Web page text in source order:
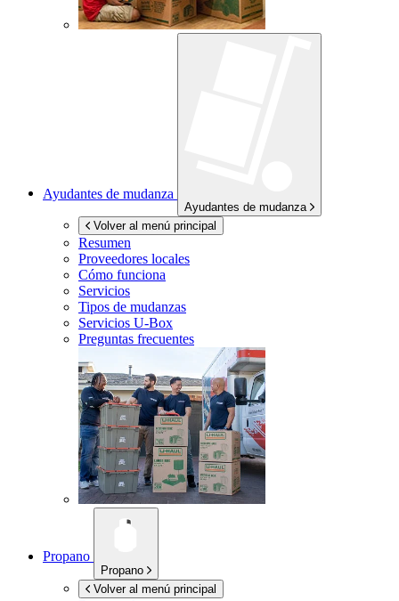
Ayudantes de mudanza
Ayudantes de mudanza
Volver al menú principal
Resumen
Proveedores locales
Cómo funciona
Servicios
Tipos de mudanzas
Servicios U-Box
Preguntas frecuentes
Propano
Propano
Volver al menú principal